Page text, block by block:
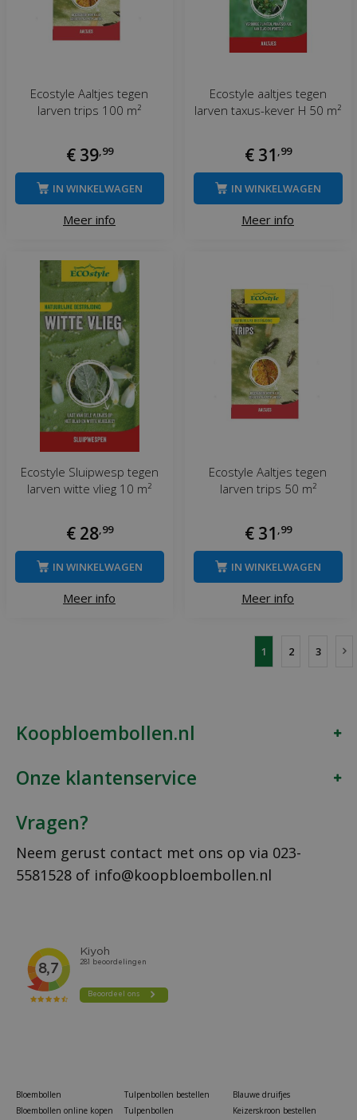
Ecostyle Aaltjes tegen
larven trips 100 m²
€ 39, 99
Meer info
IN WINKELWAGEN
Ecostyle aaltjes tegen
larven taxus-kever H 50 m²
€ 31 99
Meer info
IN WINKELWAGEN
Ecostyle Sluipwesp tegen
larven witte vlieg 10 m²
€ 28 99
Meer info
IN WINKELWAGEN
Ecostyle Aaltjes tegen
larven trips 50 m²
€ 31 99
Meer info
IN WINKELWAGEN
1 2 3
Koopbloembollen.nl
Onze klantenservice
Vragen?
Neem gerust contact met ons op via 023-
5581528 of info@koopbloembollen.nl
Bloembollen
Bloembollen online kopen
Tulpenbollen bestellen
Tulpenbollen
Blauwe druifjes
Keizerskroon bestellen